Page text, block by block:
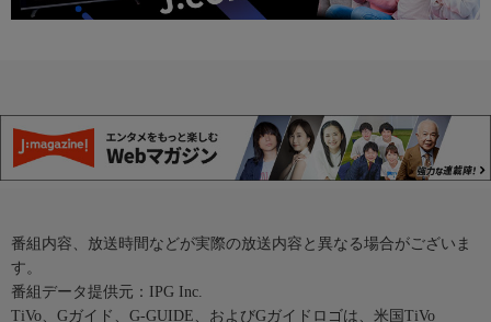
番組内容、放送時間などが実際の放送内容と異なる場合がございま
す。
番組データ提供元：IPG Inc.
TiVo、Gガイド、G-GUIDE、およびGガイドロゴは、米国TiVo